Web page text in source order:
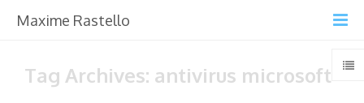
Maxime Rastello
Tag Archives: antivirus microsoft